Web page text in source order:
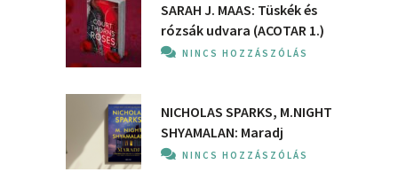
SARAH J. MAAS: Tüskék és
rózsák udvara (ACOTAR 1.)
NINCS HOZZÁSZÓLÁS
NICHOLAS SPARKS, M.NIGHT
SHYAMALAN: Maradj
NINCS HOZZÁSZÓLÁS